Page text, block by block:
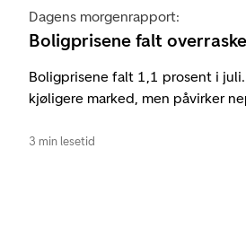
Dagens morgenrapport:
Boligprisene falt
Boligprisene falt 1,1 prosent i
kjøligere marked, men påvirker
3 min lesetid